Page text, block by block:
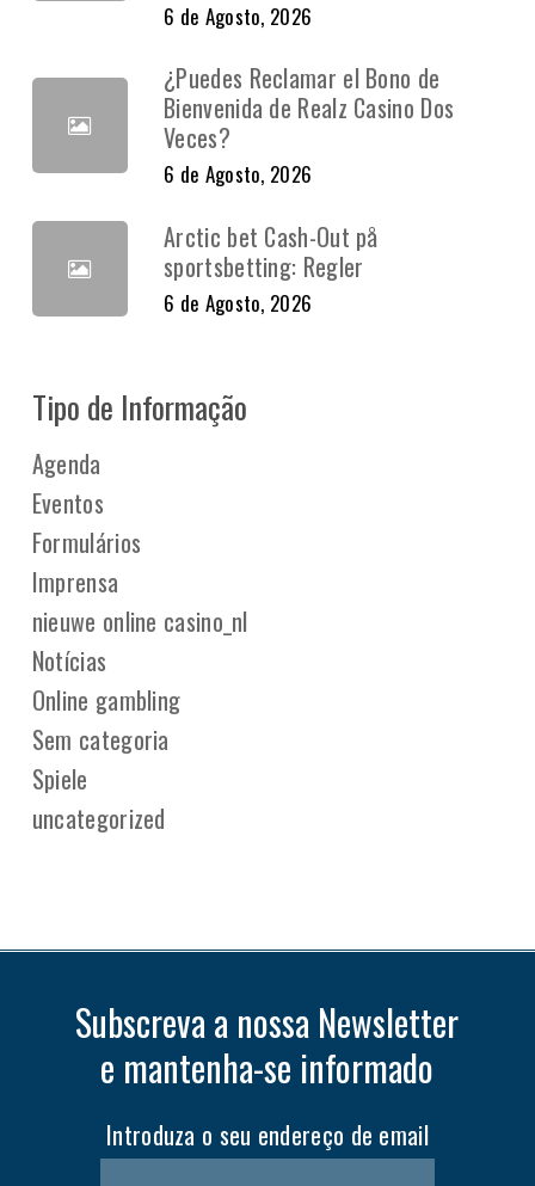
6 de Agosto, 2026
¿Puedes Reclamar el Bono de
Bienvenida de Realz Casino Dos
Veces?
6 de Agosto, 2026
Arctic bet Cash-Out på
sportsbetting: Regler
6 de Agosto, 2026
Tipo de Informação
Agenda
Eventos
Formulários
Imprensa
nieuwe online casino_nl
Notícias
Online gambling
Sem categoria
Spiele
uncategorized
Subscreva a nossa Newsletter
e mantenha-se informado
Introduza o seu endereço de email